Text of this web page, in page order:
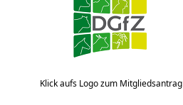
Klick aufs Logo zum Mitgliedsantrag